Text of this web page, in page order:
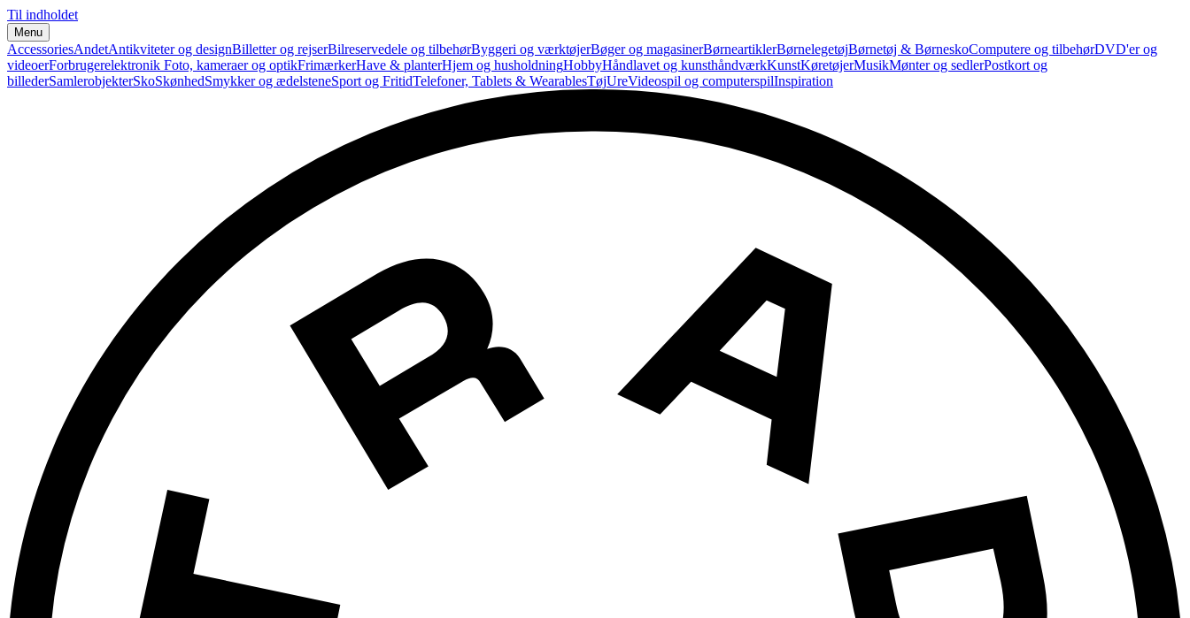
Til indholdet
Menu
AccessoriesAndetAntikviteter og designBilletter og rejserBilreservedele og tilbehørByggeri og værktøjerBøger og magasinerBørneartiklerBørnelegetøjBørnetøj & BørneskoComputere og tilbehørDVD'er og
videoerForbrugerelektronik Foto, kameraer og optikFrimærkerHave & planterHjem og husholdningHobbyHåndlavet og kunsthåndværkKunstKøretøjerMusikMønter og sedlerPostkort og
billederSamlerobjekterSkoSkønhedSmykker og ædelsteneSport og FritidTelefoner, Tablets & WearablesTøjUreVideospil og computerspilInspiration